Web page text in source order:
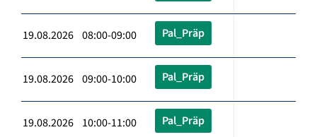
19.08.2026 08:00-09:00 Pal_Präp
19.08.2026 09:00-10:00 Pal_Präp
19.08.2026 10:00-11:00 Pal_Präp